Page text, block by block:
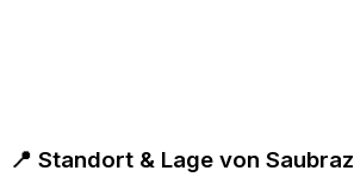
📍 Standort & Lage von Saubraz